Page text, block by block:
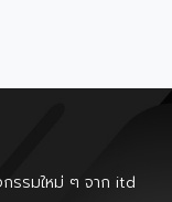
รรมใหม่ ๆ จาก itd